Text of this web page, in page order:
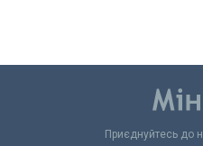
Приєднуйтесь до